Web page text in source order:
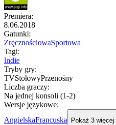
Premiera:
8.06.2018
Gatunki:
ZręcznościowaSportowa
Tagi:
Indie
Tryby gry:
TVStołowyPrzenośny
Liczba graczy:
Na jednej konsoli (1-2)
Wersje językowe:
AngielskaFrancuska Pokaż 3 więcej